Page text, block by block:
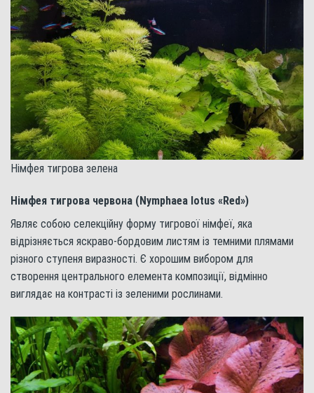
Німфея тигрова зелена
Німфея тигрова червона (Nymphaea lotus «Red»)
Являє собою селекційну форму тигрової німфеї, яка
відрізняється яскраво-бордовим листям із темними плямами
різного ступеня виразності. Є хорошим вибором для
створення центрального елемента композиції, відмінно
виглядає на контрасті із зеленими рослинами.